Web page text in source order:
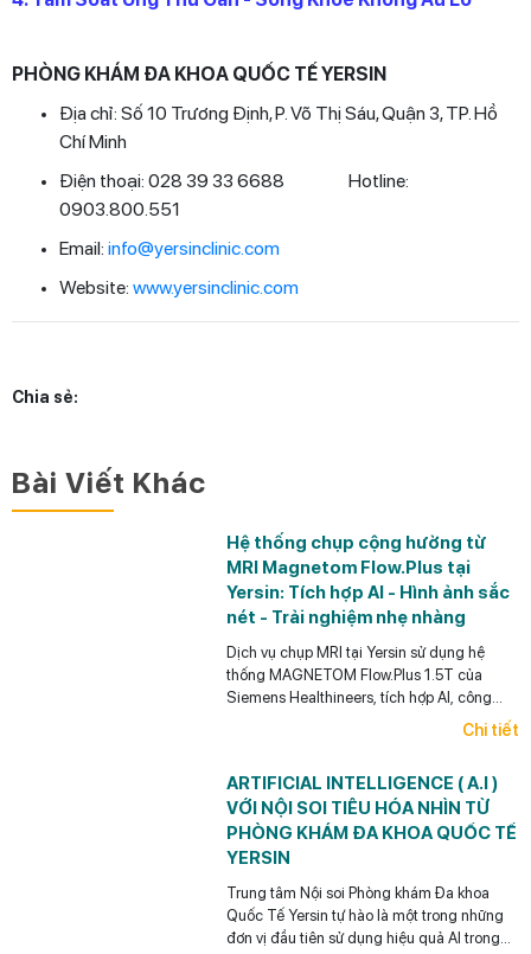
PHÒNG KHÁM ĐA KHOA QUỐC TẾ YERSIN
Địa chỉ: Số 10 Trương Định, P. Võ Thị Sáu, Quận 3, TP. Hồ
Chí Minh
Điện thoại: 028 39 33 6688 Hotline:
0903.800.551
Email: info@yersinclinic.com
Website: www.yersinclinic.com
Chia sẻ:
Bài Viết Khác
Hệ thống chụp cộng hưởng từ
MRI Magnetom Flow.Plus tại
Yersin: Tích hợp AI - Hình ảnh sắc
nét - Trải nghiệm nhẹ nhàng
Dịch vụ chụp MRI tại Yersin sử dụng hệ
thống MAGNETOM Flow.Plus 1.5T của
Siemens Healthineers, tích hợp AI, công
nghệ Deep Resolve, khử tiếng ồn và tối ưu
Chi tiết
ARTIFICIAL INTELLIGENCE ( A.I )
VỚI NỘI SOI TIÊU HÓA NHÌN TỪ
PHÒNG KHÁM ĐA KHOA QUỐC TẾ
YERSIN
Trung tâm Nội soi Phòng khám Đa khoa
Quốc Tế Yersin tự hào là một trong những
đơn vị đầu tiên sử dụng hiệu quả AI trong